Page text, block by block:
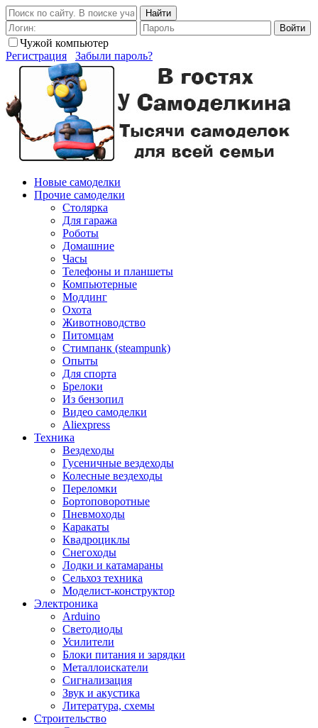
Найти
Войти
Чужой компьютер
Регистрация
Забыли пароль?
Новые самоделки
Прочие самоделки
Столярка
Для гаража
Роботы
Домашние
Часы
Телефоны и планшеты
Компьютерные
Моддинг
Охота
Животноводство
Питомцам
Стимпанк (steampunk)
Опыты
Для спорта
Брелоки
Из бензопил
Видео самоделки
Aliexpress
Техника
Вездеходы
Гусеничные вездеходы
Колесные вездеходы
Переломки
Бортоповоротные
Пневмоходы
Каракаты
Квадроциклы
Снегоходы
Лодки и катамараны
Сельхоз техника
Моделист-конструктор
Электроника
Arduino
Светодиоды
Усилители
Блоки питания и зарядки
Металлоискатели
Сигнализация
Звук и акустика
Литература, схемы
Строительство